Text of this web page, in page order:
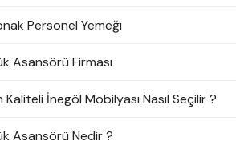
Personel Yemeği
Asansörü Firması
Kaliteli İnegöl Mobilyası Nasıl Seçilir ?
Asansörü Nedir ?